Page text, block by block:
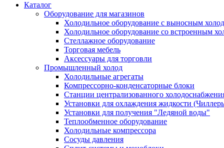
Каталог
Оборудование для магазинов
Холодильное оборудование с выносным
Холодильное оборудование со встроенным
Стеллажное оборудование
Торговая мебель
Аксессуары для торговли
Промышленный холод
Холодильные агрегаты
Компрессорно-конденсаторные блоки
Станции централизованного
Установки для охлаждения жидкости
Установки для получения "Ледяной воды"
Теплообменное оборудование
Холодильные компрессора
Сосуды давления